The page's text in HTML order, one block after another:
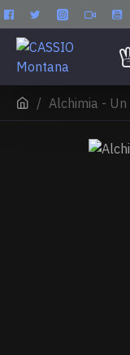
Alchimia -